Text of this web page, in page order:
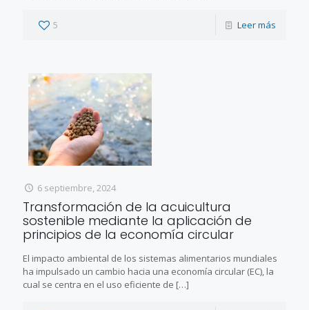
5 Leer más
6 septiembre, 2024
Transformación de la acuicultura
sostenible mediante la aplicación de
principios de la economía circular
El impacto ambiental de los sistemas alimentarios mundiales
ha impulsado un cambio hacia una economía circular (EC), la
cual se centra en el uso eficiente de […]